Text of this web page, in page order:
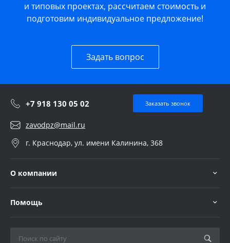
и типовых проектах, рассчитаем стоимость и
подготовим индивидуальное предложение!
Задать вопрос
+7 918 130 05 02 Заказать звонок
zavodpz@mail.ru
г. Краснодар, ул. имени Калинина, 368
О компании
Помощь